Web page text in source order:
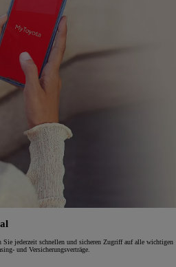
jederzeit schnellen und sicheren Zugriff auf alle wichtigen
und Versicherungsverträge.